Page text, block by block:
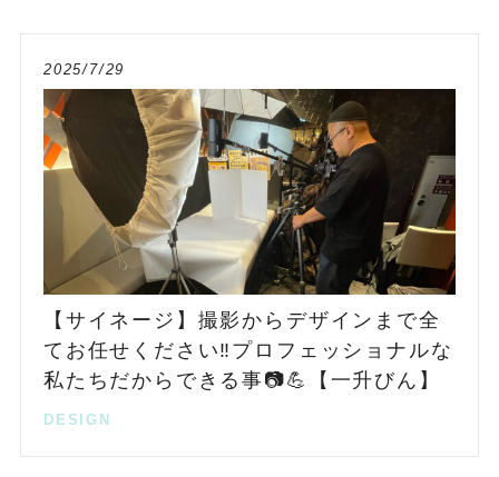
2025/7/29
【サイネージ】撮影からデザインまで全
てお任せください‼️プロフェッショナルな
私たちだからできる事📷💪【一升びん】
DESIGN